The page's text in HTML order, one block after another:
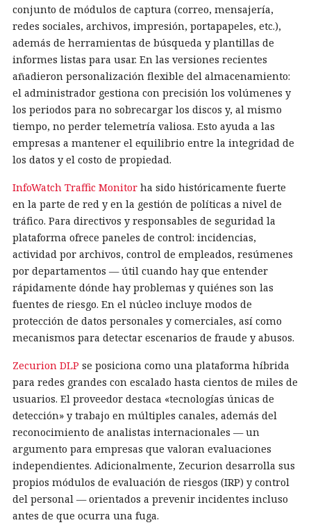
conjunto de módulos de captura (correo, mensajería,
redes sociales, archivos, impresión, portapapeles, etc.),
además de herramientas de búsqueda y plantillas de
informes listas para usar. En las versiones recientes
añadieron personalización flexible del almacenamiento:
el administrador gestiona con precisión los volúmenes y
los periodos para no sobrecargar los discos y, al mismo
tiempo, no perder telemetría valiosa. Esto ayuda a las
empresas a mantener el equilibrio entre la integridad de
los datos y el costo de propiedad.
InfoWatch Traffic Monitor ha sido históricamente fuerte
en la parte de red y en la gestión de políticas a nivel de
tráfico. Para directivos y responsables de seguridad la
plataforma ofrece paneles de control: incidencias,
actividad por archivos, control de empleados, resúmenes
por departamentos — útil cuando hay que entender
rápidamente dónde hay problemas y quiénes son las
fuentes de riesgo. En el núcleo incluye modos de
protección de datos personales y comerciales, así como
mecanismos para detectar escenarios de fraude y abusos.
Zecurion DLP se posiciona como una plataforma híbrida
para redes grandes con escalado hasta cientos de miles de
usuarios. El proveedor destaca «tecnologías únicas de
detección» y trabajo en múltiples canales, además del
reconocimiento de analistas internacionales — un
argumento para empresas que valoran evaluaciones
independientes. Adicionalmente, Zecurion desarrolla sus
propios módulos de evaluación de riesgos (IRP) y control
del personal — orientados a prevenir incidentes incluso
antes de que ocurra una fuga.